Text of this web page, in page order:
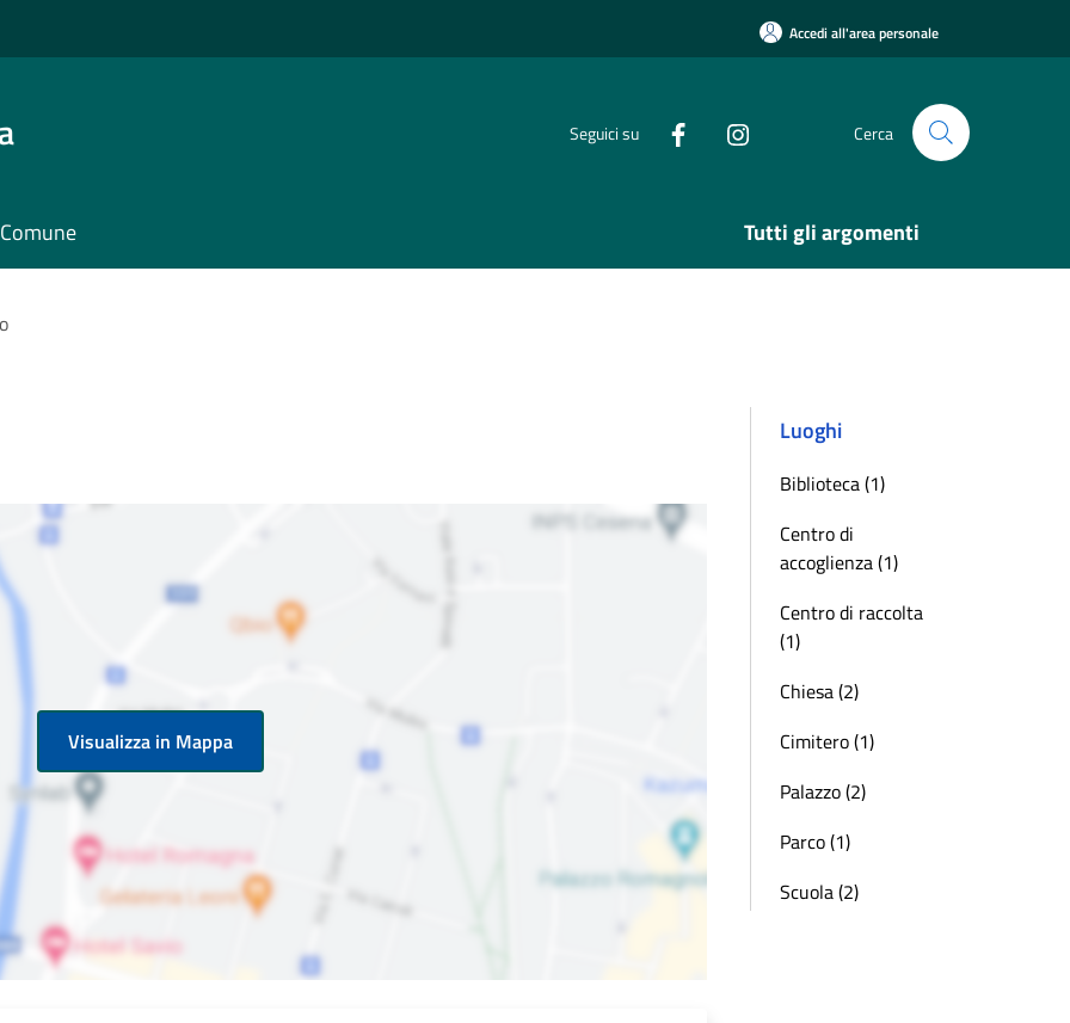
Accedi all'area personale
Seguici su Cerca
Tutti gli argomenti
Visualizza in Mappa
Luoghi
Biblioteca (1)
Centro di
accoglienza (1)
Centro di raccolta
(1)
Chiesa (2)
Cimitero (1)
Palazzo (2)
Parco (1)
Scuola (2)